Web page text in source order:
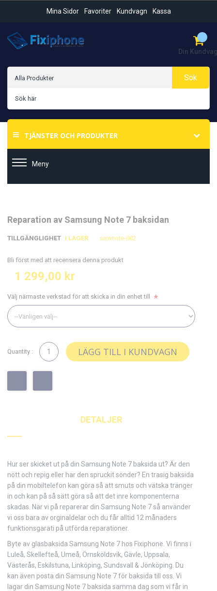
Mina Sidor Favoriter Kundvagn Kassa
Din
Sök
TJÄNSTER OCH PRODUKTER
Meny
till
av
till
av
Reparation av Samsung Note 7 baksidan
TILLGÄNGLIGHET I LAGER samnote-002
Bli först med att recensera denna produkt
1 299,00 kr
Välj närmaste verkstad för att skicka in din enhet till
Quantity : LÄGG TILL I KUNDVAGN
DETALJER
Hur ser skicket ut på din Samsung Note 7 baksida ut? Är den
nött och repig eller har den spruckit sönder? En trasig baksida
på din mobiltelefon kan göra så att smuts och vätska tränger
in och kan på så sätt göra så att det inre komponenterna
skadas. När vi på reparerar din Samsung Note 7 så använder
vi oss bara av orginaldelar och du får alltid 12 månaders
funktionsgarati på utförda reparationer.
Byte av glasbaksida Samsung Note 7 hos Fixiphone. Vi finns i
Luleå, Skellefteå, Umeå, Örnsköldsvik, Gävle, Uppsala,
Västerås, Eskilstuna, Linköping, Sundsvall & Jönköping. Du
kan även posta din Samsung Note 7 för baksida till oss. Vi
lagar din Samsung Note 7 baksida samma dag som vi får in